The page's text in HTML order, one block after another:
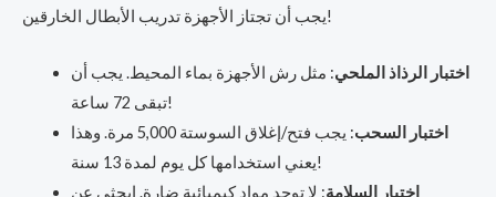
يجب أن تجتاز الأجهزة تدريب الأبطال الخارقين!
اختبار الرذاذ الملحي: مثل رش الأجهزة بماء المحيط. يجب أن
تبقى 72 ساعة!
اختبار السحب
: يجب فتح/إغلاق السوستة 5,000 مرة. وهذا
يعني استخدامها كل يوم لمدة 13 سنة!
اختبار السلامة: لا توجد مواد كيميائية ضارة. ابحثي عن